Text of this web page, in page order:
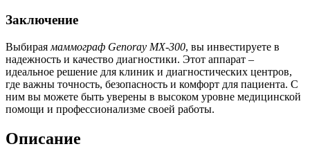
Заключение
Выбирая маммограф Genoray MX-300, вы инвестируете в
надежность и качество диагностики. Этот аппарат –
идеальное решение для клиник и диагностических центров,
где важны точность, безопасность и комфорт для пациента. С
ним вы можете быть уверены в высоком уровне медицинской
помощи и профессионализме своей работы.
Описание